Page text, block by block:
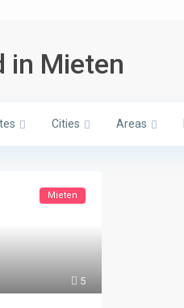
in Mieten
Cities Areas
5
Mieten